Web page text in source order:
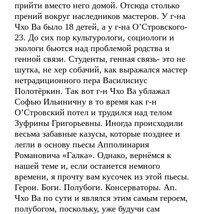
прийти вместо него домой. Отсюда столько
прений вокруг наследников мастеров. У г-на
Чхо Ва было 18 детей, а у г-на О’Cтровского-
23. До сих пор культурологи, социологи и
экологи бьются над проблемой родства и
генной связи. Студенты, генная связь- это не
шутка, не хер собачий, как выражался мастер
нетрадиционного пера Василисиус
Полотёркин. Так вот г-н Чхо Ва ублажал
Софью Ильиничну в то время как г-н
O’Cтровский потел и трудился над телом
Зуфрины Григорьевны. Иногда происходили
весьма забавные казусы, которые позднее и
легли в основу пьесы Апполинария
Романовича «Галка». Однако, вернёмся к
нашей теме и, если останется немного
времени, я прочту вам кусочек из этой пьесы.
Герои. Боги. Полубоги. Консерваторы. Ап.
Чхо Ва по сути и являлся этим самым героем,
полубогом, поскольку, уже будучи сам